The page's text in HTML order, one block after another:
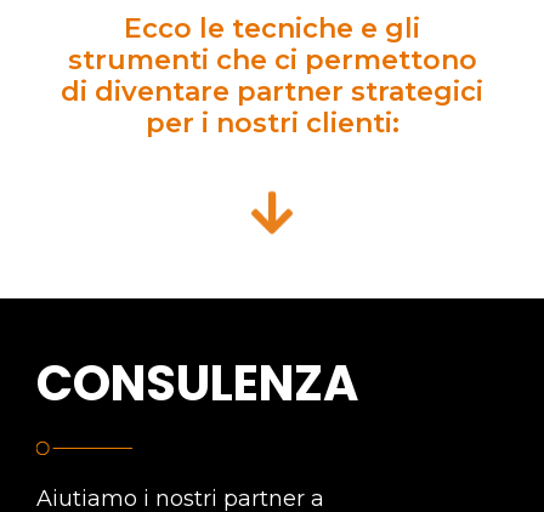
Ecco le tecniche e gli
strumenti che ci permettono
di diventare partner strategici
per i nostri clienti:
CONSULENZA
Aiutiamo i nostri partner a